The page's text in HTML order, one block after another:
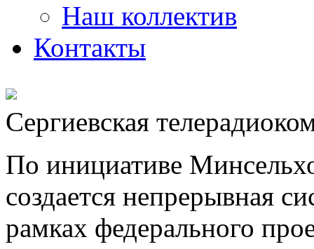
Наш коллектив
Контакты
Сергиевская
По инициативе
создается непрерывная
рамках федерального